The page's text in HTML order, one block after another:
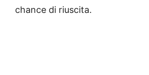
chance di riuscita.